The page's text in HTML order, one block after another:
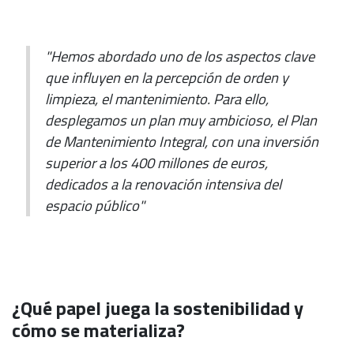
"Hemos abordado uno de los aspectos clave
que influyen en la percepción de orden y
limpieza, el mantenimiento. Para ello,
desplegamos un plan muy ambicioso, el Plan
de Mantenimiento Integral, con una inversión
superior a los 400 millones de euros,
dedicados a la renovación intensiva del
espacio público"
¿Qué papel juega la sostenibilidad y
cómo se materializa?